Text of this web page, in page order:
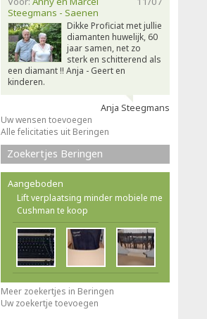
Steegmans - Saenen
Dikke Proficiat met jullie
diamanten huwelijk, 60
jaar samen, net zo
sterk en schitterend als
een diamant !! Anja - Geert en
kinderen.
Anja Steegmans
Uw wensen toevoegen
Alle felicitaties uit Beringen
Zoekertjes Beringen
Aangeboden
Lift verplaatsing minder mobiele me
Cushman te koop
Meer zoekertjes in Beringen
Uw zoekertje toevoegen